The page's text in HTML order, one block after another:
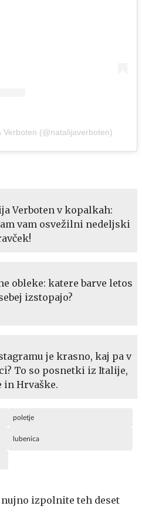
Verboten (@natalijaverboten)
Verboten v kopalkah:
vam osvežilni nedeljski
obleke: katere barve letos
izstopajo?
je krasno, kaj pa v
To so posnetki iz Italije,
in Hrvaške.
poletje
lubenica
nujno izpolnite teh deset